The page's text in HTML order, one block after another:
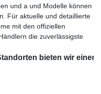
und a und Modelle können
Für aktuelle und detaillierte
mit den offiziellen
die zuverlässigste